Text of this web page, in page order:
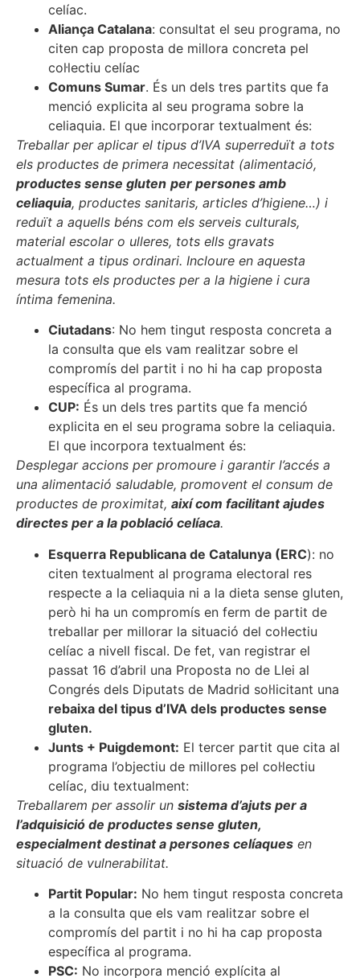
celíac.
Aliança Catalana: consultat el seu programa, no
citen cap proposta de millora concreta pel
col·lectiu celíac
Comuns Sumar. És un dels tres partits que fa
menció explicita al seu programa sobre la
celiaquia. El que incorporar textualment és:
Treballar per aplicar el tipus d’IVA superreduït a tots
els productes de primera necessitat (alimentació,
productes sense gluten per persones amb
celiaquia, productes sanitaris, articles d’higiene…) i
reduït a aquells béns com els serveis culturals,
material escolar o ulleres, tots ells gravats
actualment a tipus ordinari. Incloure en aquesta
mesura tots els productes per a la higiene i cura
íntima femenina.
Ciutadans: No hem tingut resposta concreta a
la consulta que els vam realitzar sobre el
compromís del partit i no hi ha cap proposta
específica al programa.
CUP: És un dels tres partits que fa menció
explicita en el seu programa sobre la celiaquia.
El que incorpora textualment és:
Desplegar accions per promoure i garantir l’accés a
una alimentació saludable, promovent el consum de
productes de proximitat, així com facilitant ajudes
directes per a la població celíaca.
Esquerra Republicana de Catalunya (ERC): no
citen textualment al programa electoral res
respecte a la celiaquia ni a la dieta sense gluten,
però hi ha un compromís en ferm de partit de
treballar per millorar la situació del col·lectiu
celíac a nivell fiscal. De fet, van registrar el
passat 16 d’abril una Proposta no de Llei al
Congrés dels Diputats de Madrid sol·licitant una
rebaixa del tipus d’IVA dels productes sense
gluten.
Junts + Puigdemont: El tercer partit que cita al
programa l’objectiu de millores pel col·lectiu
celíac, diu textualment:
Treballarem per assolir un sistema d’ajuts per a
l’adquisició de productes sense gluten,
especialment destinat a persones celíaques en
situació de vulnerabilitat.
Partit Popular: No hem tingut resposta concreta
a la consulta que els vam realitzar sobre el
compromís del partit i no hi ha cap proposta
específica al programa.
PSC: No incorpora menció explícita al